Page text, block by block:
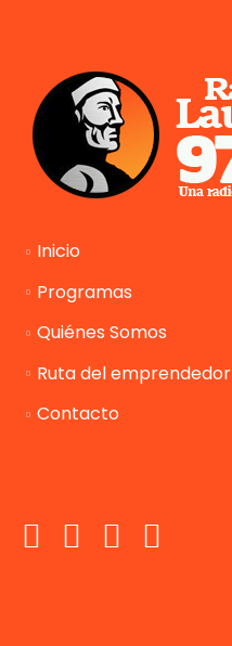
Inicio
Programas
Quiénes Somos
Ruta del emprendedor
Contacto